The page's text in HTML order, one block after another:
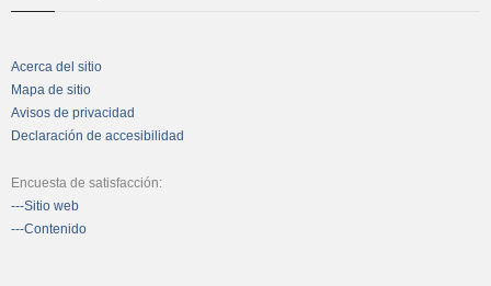
Acerca del sitio
Mapa de sitio
Avisos de privacidad
Declaración de accesibilidad
Encuesta de satisfacción:
---Sitio web
---Contenido